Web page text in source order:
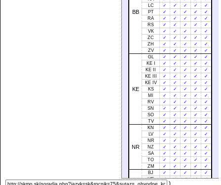
BB
LC
✓ ✓ ✓ ✓
✓
PT
✓ ✓ ✓ ✓
✓
RA
✓ ✓ ✓ ✓
✓
RS
✓ ✓ ✓ ✓
✓
VK
✓ ✓ ✓ ✓
✓
ZC
✓ ✓ ✓ ✓
✓
ZH
✓ ✓ ✓ ✓
✓
ZV
✓ ✓ ✓ ✓ ✓
KE
GL ✓ ✓ ✓ ✓
✓
KE I
✓ ✓ ✓ ✓
✓
KE II
✓ ✓ ✓ ✓
✓
KE III
✓ ✓ ✓ ✓
✓
KE IV
✓ ✓ ✓ ✓
✓
KS
✓ ✓ ✓ ✓
✓
MI
✓ ✓ ✓ ✓
✓
RV
✓ ✓ ✓ ✓
✓
SN
✓ ✓ ✓ ✓
✓
SO
✓ ✓ ✓ ✓
✓
TV
✓ ✓ ✓ ✓ ✓
NR
KN ✓ ✓ ✓ ✓
✓
LV
✓ ✓ ✓ ✓
✓
NR
✓ ✓ ✓ ✓
✓
NZ
✓ ✓ ✓ ✓
✓
SA
✓ ✓ ✓ ✓
✓
TO
✓ ✓ ✓ ✓
✓
ZM
✓ ✓ ✓ ✓
✓
BJ
✓ ✓ ✓ ✓
✓
HE
✓ ✓ ✓ ✓
✓